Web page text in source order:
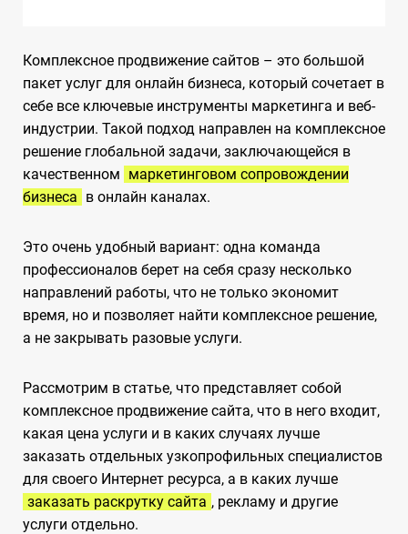
Комплексное продвижение сайтов – это большой
пакет услуг для онлайн бизнеса, который сочетает в
себе все ключевые инструменты маркетинга и веб-
индустрии. Такой подход направлен на комплексное
решение глобальной задачи, заключающейся в
качественном маркетинговом сопровождении
бизнеса в онлайн каналах.
Это очень удобный вариант: одна команда
профессионалов берет на себя сразу несколько
направлений работы, что не только экономит
время, но и позволяет найти комплексное решение,
а не закрывать разовые услуги.
Рассмотрим в статье, что представляет собой
комплексное продвижение сайта, что в него входит,
какая цена услуги и в каких случаях лучше
заказать отдельных узкопрофильных специалистов
для своего Интернет ресурса, а в каких лучше
заказать раскрутку сайта , рекламу и другие
услуги отдельно.